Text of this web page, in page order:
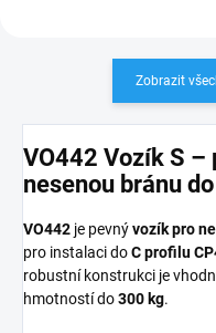
Zobrazit
VO442 Vozík S –
nesenou bránu
VO442 je pevnývozík pro
pro instalaci doC profilu
robustní konstrukci je
hmotností do300 kg.